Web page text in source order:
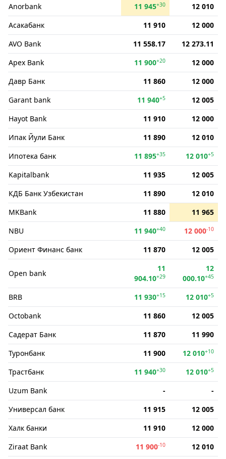
Anorbank
11 945+30
12 010
Асакабанк
11 910
12 000
AVO Bank
11 558.17
12 273.11
Apex Bank
11 900+20
12 000
Давр Банк
11 860
12 000
Garant bank
11 940+5
12 005
Hayot Bank
11 910
12 000
Ипак Йули Банк
11 890
12 010
Ипотека банк
11 895+35 12 010+5
Kapitalbank 11 935
12 005
КДБ Банк Узбекистан
11 890
12 010
MKBank
11 880
11 965
NBU
11 940+40 12 000-10
Ориент Финанс банк 11 870 12 005
Open bank
11
904.10+29
12
000.10+45
BRB 11 930+15 12 010+5
Octobank 11 860
12 005
Садерат Банк
11 870
11 990
Туронбанк
11 900 12 010+10
Трастбанк 11 940+30 12 010+5
Uzum Bank -
-
Универсал банк
11 915
12 005
Халк банки
11 910
12 000
Ziraat Bank
11 900-10
12 010